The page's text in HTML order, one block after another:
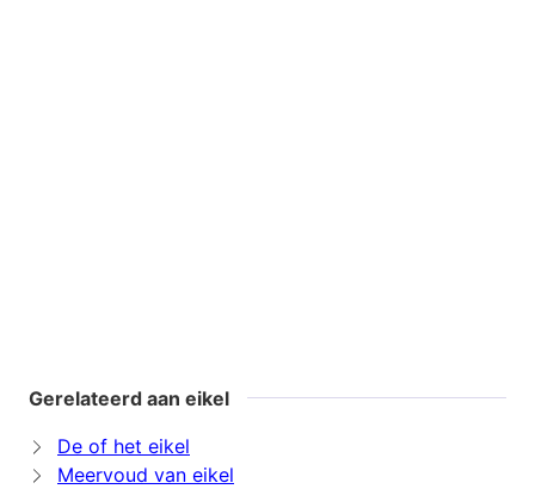
Gerelateerd aan eikel
De of het eikel
Meervoud van eikel